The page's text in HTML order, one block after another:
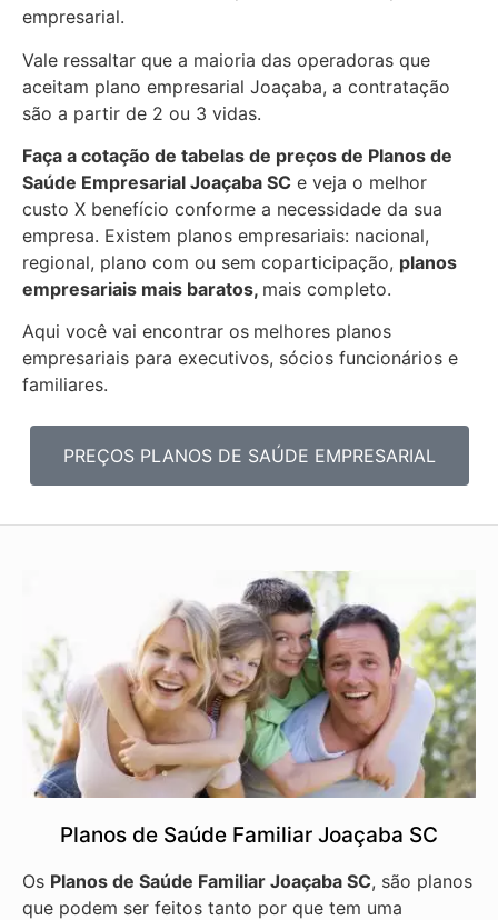
empresarial.
Vale ressaltar que a maioria das operadoras que
aceitam plano empresarial Joaçaba, a contratação
são a partir de 2 ou 3 vidas.
Faça a cotação de tabelas de preços de Planos de
Saúde Empresarial Joaçaba SC e veja o melhor
custo X benefício conforme a necessidade da sua
empresa. Existem planos empresariais: nacional,
regional, plano com ou sem coparticipação, planos
empresariais mais baratos, mais completo.
Aqui você vai encontrar os melhores planos
empresariais para executivos, sócios funcionários e
familiares.
PREÇOS PLANOS DE SAÚDE EMPRESARIAL
Planos de Saúde Familiar Joaçaba SC
Os Planos de Saúde Familiar Joaçaba SC, são planos
que podem ser feitos tanto por que tem uma